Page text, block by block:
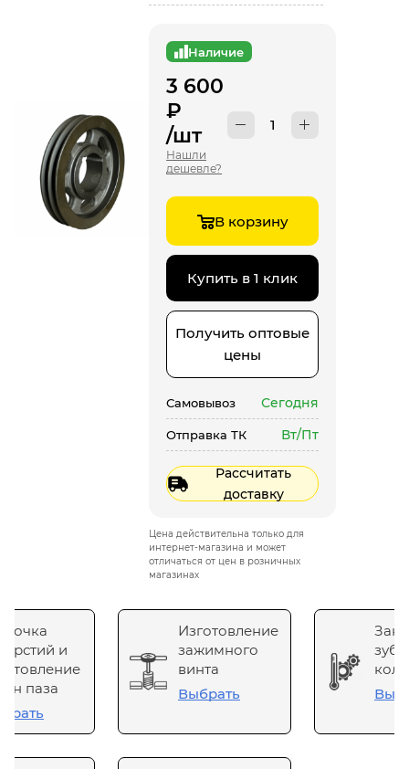
Наличие
3 600
₽
/шт
Нашли
дешевле?
В корзину
Купить в 1 клик
Получить оптовые
цены
Самовывоз Сегодня
Отправка ТК Вт/Пт
Рассчитать
доставку
Цена действительна только для
интернет-магазина и может
отличаться от цен в розничных
магазинах
и
паза
Изготовление
зажимного
винта
Выбрать